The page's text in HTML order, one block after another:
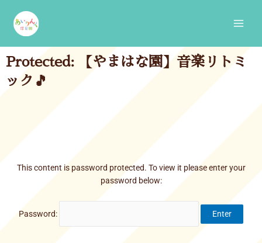
content
Protected: 【やまはな園】音楽リトミ
ック🎵
This content is password protected. To view it please enter your
password below:
Password: